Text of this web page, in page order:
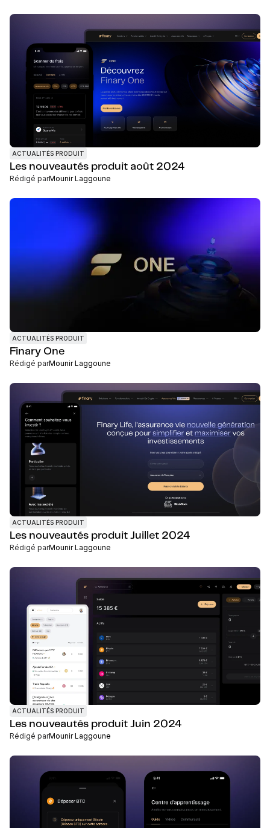
ACTUALITÉS PRODUIT
Les nouveautés produit août 2024
Rédigé parMounir Laggoune
ACTUALITÉS PRODUIT
Finary One
Rédigé parMounir Laggoune
ACTUALITÉS PRODUIT
Les nouveautés produit Juillet 2024
Rédigé parMounir Laggoune
ACTUALITÉS PRODUIT
Les nouveautés produit Juin 2024
Rédigé parMounir Laggoune